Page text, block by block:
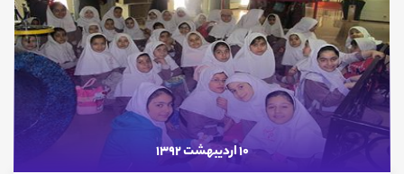
10 اردیبهشت 1392